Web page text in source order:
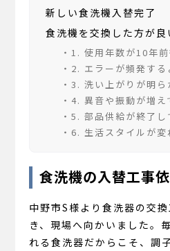
新しい食洗機入替完了
食洗機を交換した方が
1. 使用年数が10年
2. エラーが頻発する
3. 洗い上がりが明ら
4. 異音や振動が増え
5. 部品供給が終了し
6. 生活スタイルが変
食洗機の入替工事
中野市S様より食洗器の交
き、現場へ向かいました。
れる食洗器だからこそ、調